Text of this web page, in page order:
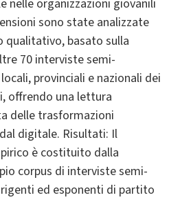
nelle organizzazioni giovanili
sono state analizzate
qualitativo, basato sulla
70 interviste semi-
provinciali e nazionali dei
offrendo una lettura
delle trasformazioni
digitale. Risultati: Il
è costituito dalla
corpus di interviste semi-
ed esponenti di partito